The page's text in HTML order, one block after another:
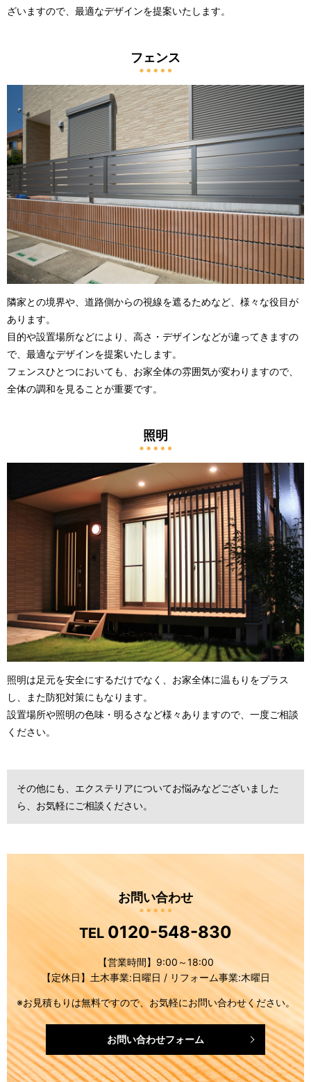
ざいますので、最適なデザインを提案いたします。
フェンス
隣家との境界や、道路側からの視線を遮るためなど、様々な役目が
あります。
目的や設置場所などにより、高さ・デザインなどが違ってきますの
で、最適なデザインを提案いたします。
フェンスひとつにおいても、お家全体の雰囲気が変わりますので、
全体の調和を見ることが重要です。
照明
照明は足元を安全にするだけでなく、お家全体に温もりをプラス
し、また防犯対策にもなります。
設置場所や照明の色味・明るさなど様々ありますので、一度ご相談
ください。
その他にも、エクステリアについてお悩みなどございました
ら、お気軽にご相談ください。
お問い合わせ
TEL 0120-548-830
【営業時間】9:00～18:00
【定休日】土木事業:日曜日 / リフォーム事業:木曜日
※お見積もりは無料ですので、お気軽にお問い合わせください。
お問い合わせフォーム